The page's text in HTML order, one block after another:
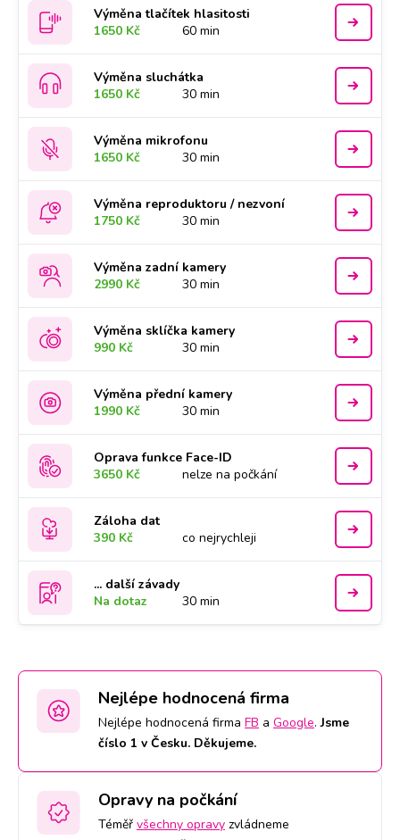
Výměna tlačítek hlasitosti
1650 Kč
60 min
Výměna sluchátka
1650 Kč
30 min
Výměna mikrofonu
1650 Kč
30 min
Výměna reproduktoru / nezvoní
1750 Kč
30 min
Výměna zadní kamery
2990 Kč
30 min
Výměna sklíčka kamery
990 Kč
30 min
Výměna přední kamery
1990 Kč
30 min
Oprava funkce Face-ID
3650 Kč
nelze na počkání
Záloha dat
390 Kč
co nejrychleji
... další závady
Na dotaz
30 min
Nejlépe hodnocená firma
Nejlépe hodnocená firma FB a Google.Jsme
číslo 1 v Česku. Děkujeme.
Opravy na počkání
Téměř všechny opravy zvládneme